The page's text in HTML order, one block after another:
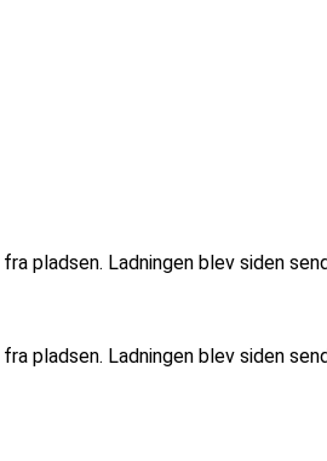
pladsen. Ladningen blev siden
pladsen. Ladningen blev siden